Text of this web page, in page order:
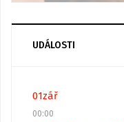
UDÁLOSTI
01zář
00:00